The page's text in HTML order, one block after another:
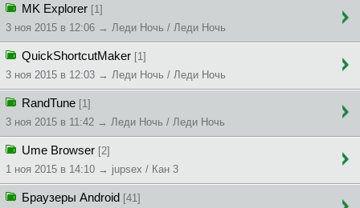
MK Explorer [1]
3 ноя 2015 в 12:06 → Леди Ночь / Леди Ночь
QuickShortcutMaker [1]
3 ноя 2015 в 12:03 → Леди Ночь / Леди Ночь
RandTune [1]
3 ноя 2015 в 11:42 → Леди Ночь / Леди Ночь
Ume Browser [2]
1 ноя 2015 в 14:10 → jupsex / Кан 3
Браузеры Android [41]